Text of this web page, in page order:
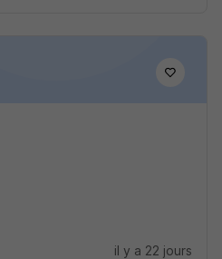
il y a 22 jours